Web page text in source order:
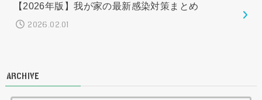
【2026年版】我が家の最新感染対策まとめ
2026.02.01
ARCHIVE